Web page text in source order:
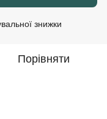
знижки
Порівняти